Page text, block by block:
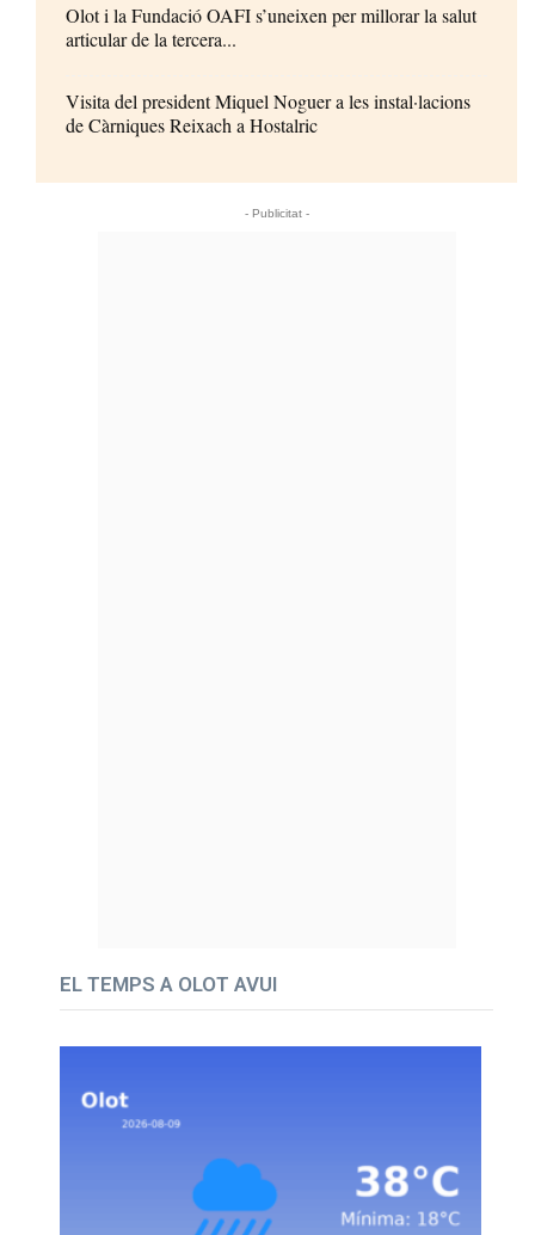
Olot i la Fundació OAFI s’uneixen per millorar la salut
articular de la tercera...
Visita del president Miquel Noguer a les instal·lacions
de Càrniques Reixach a Hostalric
- Publicitat -
EL TEMPS A OLOT AVUI